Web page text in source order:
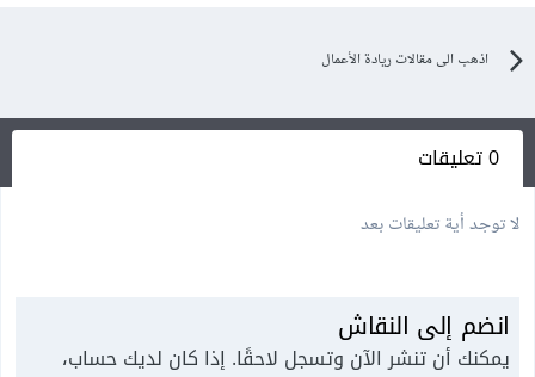
اذهب الى مقالات ريادة الأعمال
0 تعليقات
لا توجد أية تعليقات بعد
انضم إلى النقاش
يمكنك أن تنشر الآن وتسجل لاحقًا. إذا كان لديك حساب،